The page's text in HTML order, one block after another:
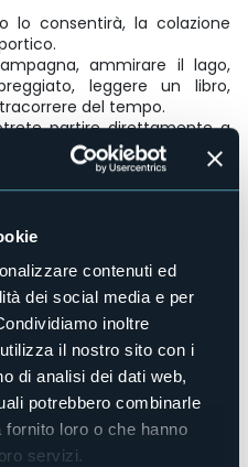
contenuti ed
dei social media e per
inoltre
il nostro sito con i
di analisi dei dati web,
potrebbero combinarle
loro o che hanno
servizi.
lo consentirà, la colazione
ammirare il lago,
leggere un libro,
del tempo.
partire direttamente a
la riviera di Orta, al di fuori
e le luci riflesse sul lago
del vostro riposo.